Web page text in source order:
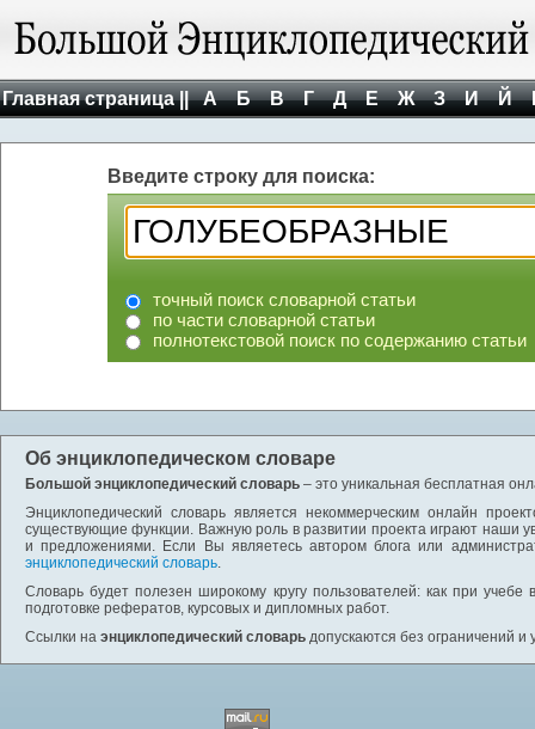
Главная страница || А Б В Г Д Е Ж З И Й
Введите строку для поиска:
точный поиск словарной статьи
по части словарной статьи
полнотекстовой поиск по содержанию статьи
Об энциклопедическом словаре
Большой энциклопедический словарь – это уникальная бесплатная
Энциклопедический словарь является некоммерческим онлайн
существующие функции. Важную роль в развитии проекта играют наши
и предложениями. Если Вы являетесь автором блога или
энциклопедический словарь.
Словарь будет полезен широкому кругу пользователей: как при
подготовке рефератов, курсовых и дипломных работ.
Ссылки на энциклопедический словарь допускаются без ограничений и